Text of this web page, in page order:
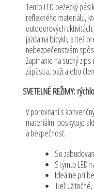
Tento LED bežecký
reflexného materiálu,
outdoorových
jazda na bicykli, a tiež
nebezpečenstvám
Zapínanie na suchý
zápästia, paži alebo
SVETELNÉ REŽIMY:
V porovnaní s
materiálmi poskytuje
a bezpečnosť.
So
S týmto LED
Ideálne pri
Tiež